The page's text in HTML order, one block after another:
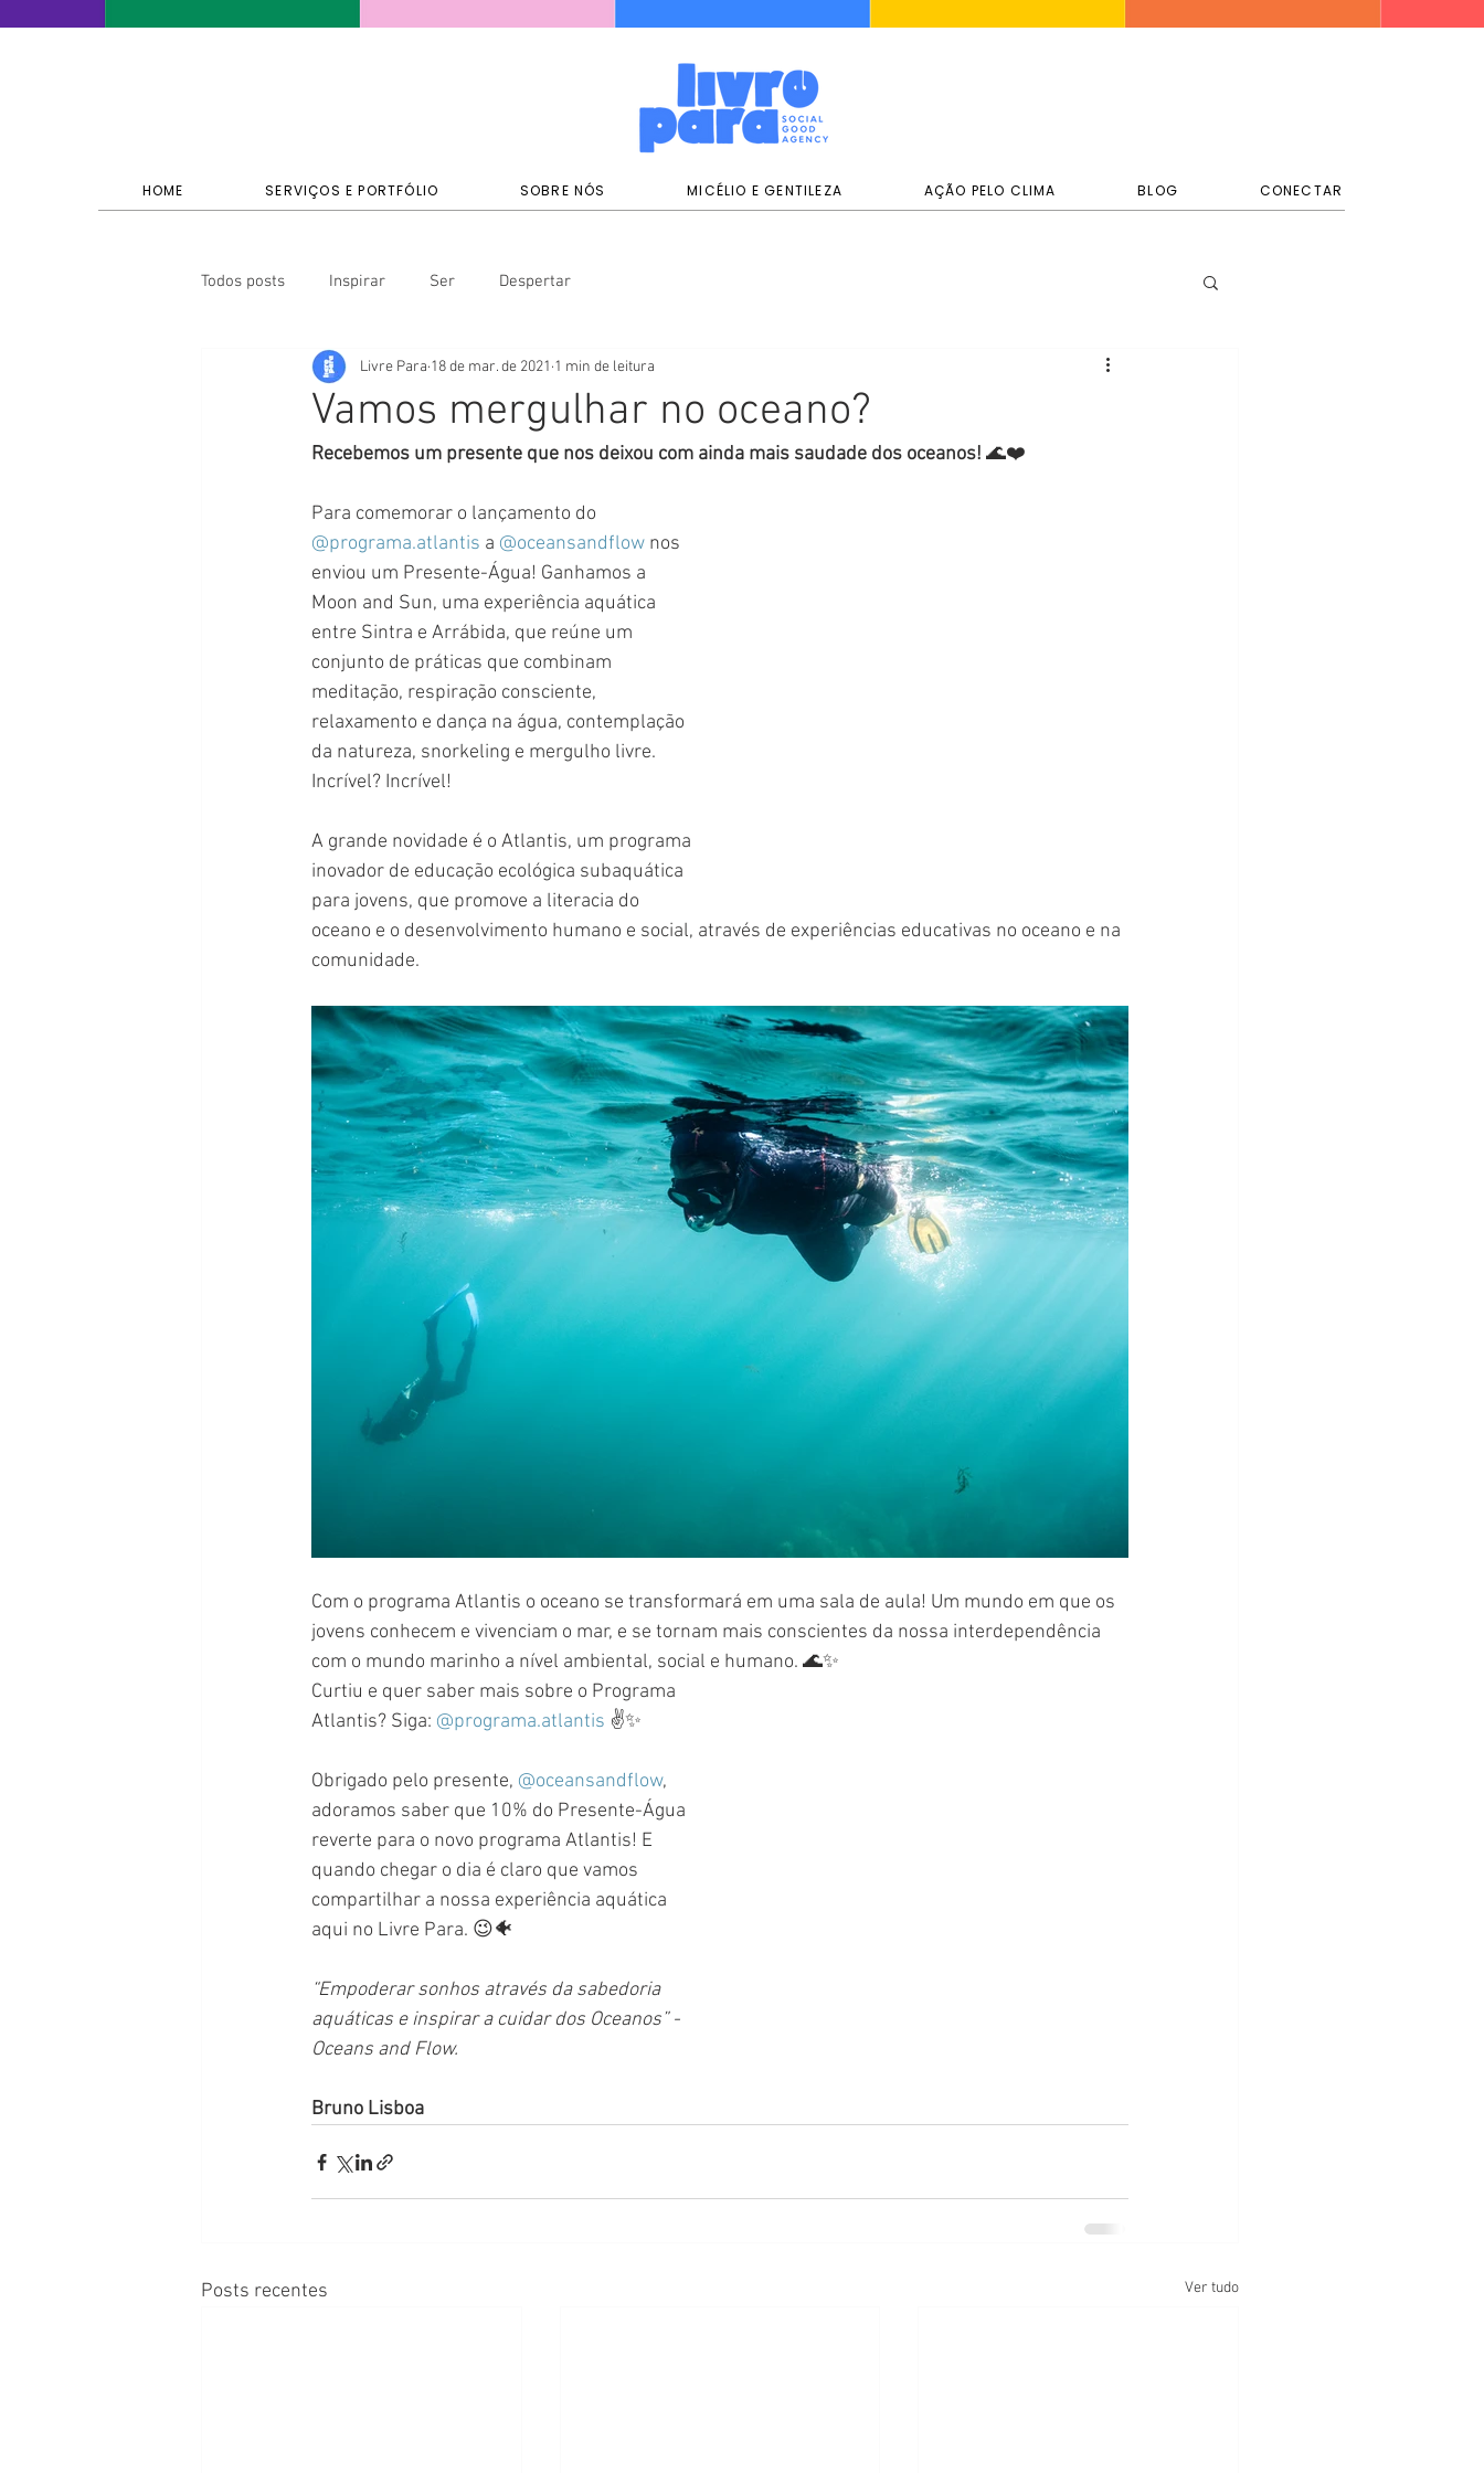
HOME SERVIÇOS E PORTFÓLIO SOBRE NÓS MICÉLIO E GENTILEZA AÇÃO PELO CLIMA BLOG CONECTAR
Todos posts Inspirar Ser Despertar
Vamos mergulhar no oceano?
Livre Para 18 de mar. de 2021 1 min de leitura
Recebemos um presente que nos deixou com ainda mais saudade dos oceanos! 🌊❤️
Para comemorar o lançamento do
@programa.atlantis a @oceansandflow nos
enviou um Presente-Água! Ganhamos a
Moon and Sun, uma experiência aquática
entre Sintra e Arrábida, que reúne um
conjunto de práticas que combinam
meditação, respiração consciente,
relaxamento e dança na água, contemplação
da natureza, snorkeling e mergulho livre.
Incrível? Incrível!
A grande novidade é o Atlantis, um programa
inovador de educação ecológica subaquática
para jovens, que promove a literacia do
oceano e o desenvolvimento humano e social, através de experiências educativas no oceano e na
comunidade.
Com o programa Atlantis o oceano se transformará em uma sala de aula! Um mundo em que os
jovens conhecem e vivenciam o mar, e se tornam mais conscientes da nossa interdependência
com o mundo marinho a nível ambiental, social e humano. 🌊✨
Curtiu e quer saber mais sobre o Programa
Atlantis? Siga: @programa.atlantis ✌️✨
Obrigado pelo presente, @oceansandflow,
adoramos saber que 10% do Presente-Água
reverte para o novo programa Atlantis! E
quando chegar o dia é claro que vamos
compartilhar a nossa experiência aquática
aqui no Livre Para. 😉🐠
“Empoderar sonhos através da sabedoria
aquáticas e inspirar a cuidar dos Oceanos” -
Oceans and Flow.
Bruno Lisboa
Posts recentes Ver tudo